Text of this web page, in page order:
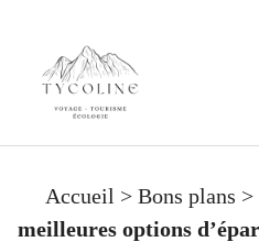
contenu
Accueil > Bons plans >
meilleures options